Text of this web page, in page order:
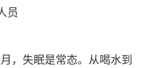
员
失眠是常态。从喝水到